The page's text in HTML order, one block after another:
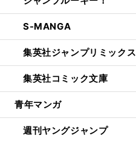
S-MANGA
集英社ジャンプリミックス
集英社コミック文庫
青年マンガ
週刊ヤングジャンプ